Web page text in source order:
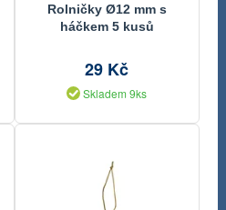
Rolničky Ø12 mm s
háčkem 5 kusů
29 Kč
Skladem 9ks